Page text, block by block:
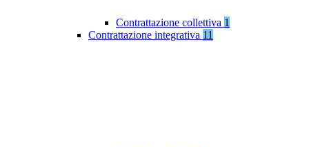
Contrattazione collettiva 1
Contrattazione integrativa 11